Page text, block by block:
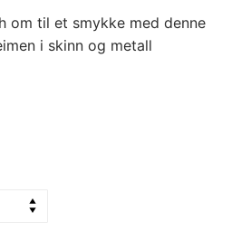
om til et smykke med denne
i skinn og metall